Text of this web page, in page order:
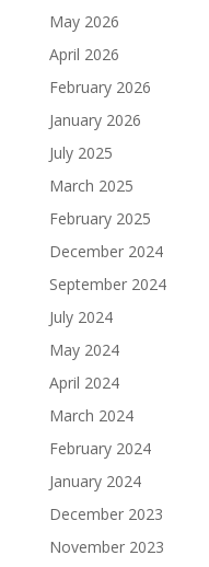
May 2026
April 2026
February 2026
January 2026
July 2025
March 2025
February 2025
December 2024
September 2024
July 2024
May 2024
April 2024
March 2024
February 2024
January 2024
December 2023
November 2023